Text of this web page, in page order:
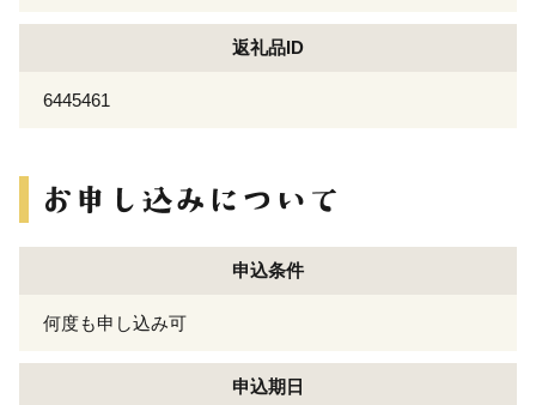
返礼品ID
6445461
申込条件
何度も申し込み可
申込期日